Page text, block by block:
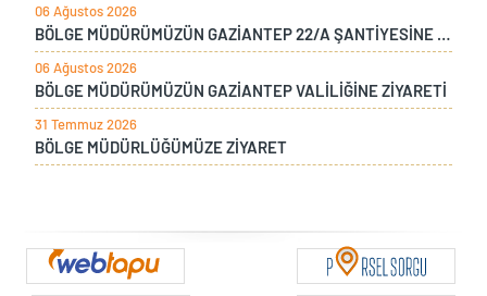
06 Ağustos 2026
BÖLGE MÜDÜRÜMÜZÜN GAZİANTEP 22/A ŞANTİYESİNE ZİYARETİ
06 Ağustos 2026
BÖLGE MÜDÜRÜMÜZÜN GAZİANTEP VALİLİĞİNE ZİYARETİ
31 Temmuz 2026
BÖLGE MÜDÜRLÜĞÜMÜZE ZİYARET